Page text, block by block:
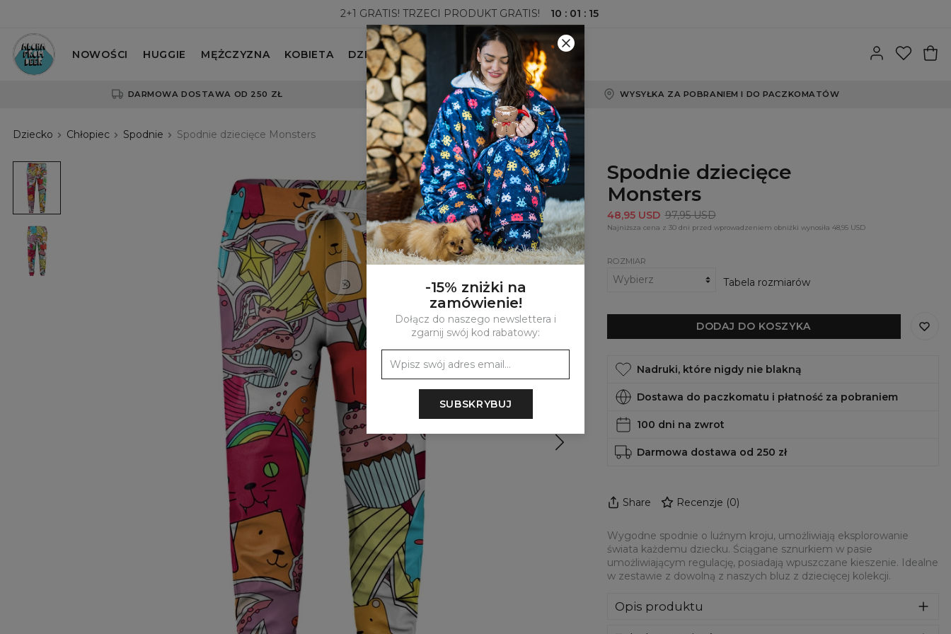
2+1 GRATIS! TRZECI PRODUKT GRATIS! 10 : 01 : 14
NOWOŚCI HUGGIE MĘŻCZYZNA KOBIETA DZIECKO
DARMOWA DOSTAWA OD 250 ZŁ 100-DNIOWE PRAWO ZWROTU WYSYŁKA ZA POBRANIEM I DO PACZKOMATÓW
Dziecko Chłopiec Spodnie Spodnie dziecięce Monsters
Spodnie
dziecięce
Monsters
Spodnie
dziecięce
Monsters
Spodnie dziecięce
Monsters
48,95 USD 97,95 USD
Najniższa cena z 30 dni przed wprowadzeniem obniżki wynosiła 48,95 USD
ROZMIAR
Tabela rozmiarów
DODAJ DO KOSZYKA
Nadruki, które nigdy nie blakną
Dostawa do paczkomatu i płatność za pobraniem
100 dni na zwrot
Darmowa dostawa od 250 zł
Share Recenzje (0)
Wygodne spodnie o luźnym kroju, umożliwiają eksplorowanie
świata każdemu dziecku. Ściągane sznurkiem w pasie
umożliwiającym regulację, posiadają wpuszczane kieszenie. Idealne
w zestawie z dowolną z naszych bluz z dziecięcej kolekcji.
Opis produktu
-15% zniżki na
zamówienie!
Dołącz do naszego newslettera i
zgarnij swój kod rabatowy:
SUBSKRYBUJ